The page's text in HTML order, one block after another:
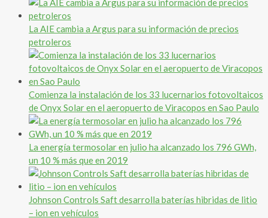
La AIE cambia a Argus para su información de precios
petroleros
Comienza la instalación de los 33 lucernarios fotovoltaicos
de Onyx Solar en el aeropuerto de Viracopos en Sao Paulo
La energía termosolar en julio ha alcanzado los 796 GWh,
un 10 % más que en 2019
Johnson Controls Saft desarrolla baterías hibridas de litio
– ion en vehículos